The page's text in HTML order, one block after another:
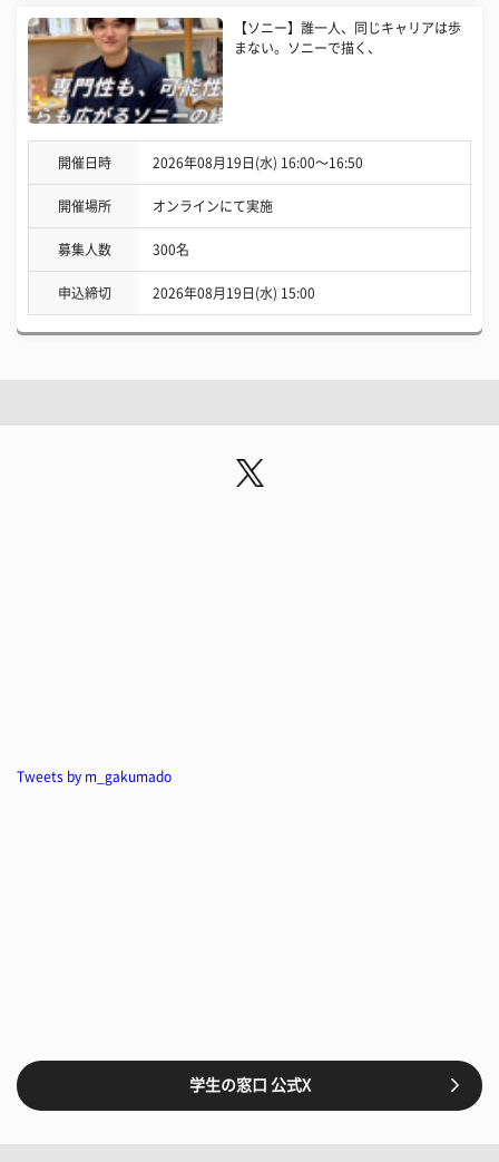
【ソニー】誰一人、同じキャリアは歩
まない。ソニーで描く、
開催日時 2026年08月19日(水) 16:00〜16:50
開催場所 オンラインにて実施
募集人数 300名
申込締切 2026年08月19日(水) 15:00
Tweets by m_gakumado
学生の窓口 公式X